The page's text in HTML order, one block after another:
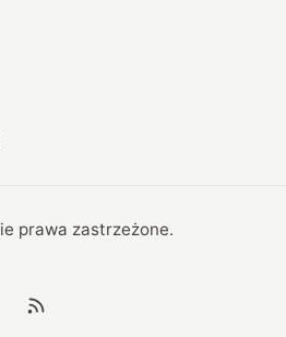
prawa zastrzeżone.